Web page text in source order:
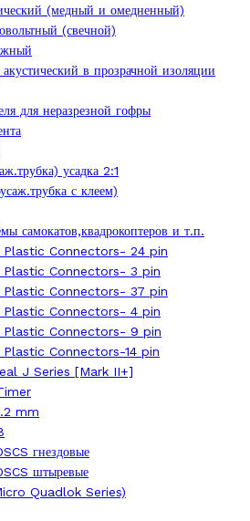
(медный и омедненный)
(свечной)
в прозрачной изоляции
для неразрезной гофры
усадка 2:1
с клеем)
самокатов,квадрокоптеров и т.п.
Plastic Connectors- 24 pin
Plastic Connectors- 3 pin
Plastic Connectors- 37 pin
Plastic Connectors- 4 pin
Plastic Connectors- 9 pin
Plastic Connectors-14 pin
J Series [Mark II+]
mm
гнездовые
штыревые
Quadlok Series)